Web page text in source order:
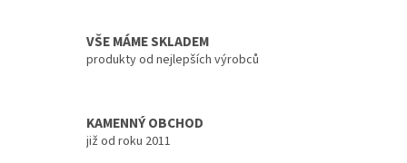
VŠE MÁME SKLADEM
produkty od nejlepších výrobců
KAMENNÝ OBCHOD
již od roku 2011